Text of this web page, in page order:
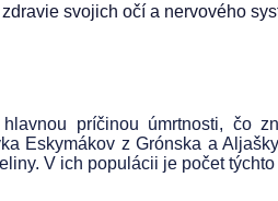
svojich očí a nervového
príčinou úmrtnosti, čo
Eskymákov z Grónska a
V ich populácii je počet